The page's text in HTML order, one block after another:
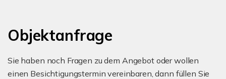
Objektanfrage
Sie haben noch Fragen zu dem Angebot oder wollen
einen Besichtigungstermin vereinbaren, dann füllen Sie